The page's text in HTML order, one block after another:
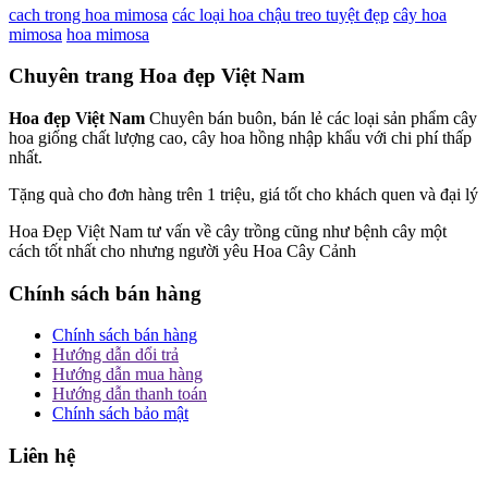
cach trong hoa mimosa các loại hoa chậu treo tuyệt đẹp cây hoa
mimosa hoa mimosa
Chuyên trang Hoa đẹp Việt Nam
Hoa đẹp Việt Nam Chuyên bán buôn, bán lẻ các loại sản phẩm cây
hoa giống chất lượng cao, cây hoa hồng nhập khẩu với chi phí thấp
nhất.
Tặng quà cho đơn hàng trên 1 triệu, giá tốt cho khách quen và đại lý
Hoa Đẹp Việt Nam tư vấn về cây trồng cũng như bệnh cây một
cách tốt nhất cho nhưng người yêu Hoa Cây Cảnh
Chính sách bán hàng
Chính sách bán hàng
Hướng dẫn dổi trả
Hướng dẫn mua hàng
Hướng dẫn thanh toán
Chính sách bảo mật
Liên hệ